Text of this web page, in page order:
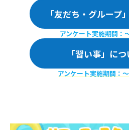
「友だち・グループ
アンケート実施期間：
「習い事」につ
アンケート実施期間：